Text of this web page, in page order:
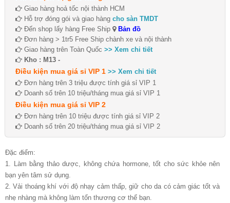
Giao hàng hoả tốc nội thành HCM
Hỗ trợ đóng gói và giao hàng cho sàn TMDT
Đến shop lấy hàng Free Ship
Bản đồ
Đơn hàng > 1tr5 Free Ship chành xe và nội thành
Giao hàng trên Toàn Quốc >> Xem chi tiết
Kho : M13 -
Điều kiện mua giá sỉ VIP 1 >> Xem chi tiết
Đơn hàng trên 3 triệu được tính giá sỉ VIP 1
Doanh số trên 10 triệu/tháng mua giá sỉ VIP 1
Điều kiện mua giá sỉ VIP 2
Đơn hàng trên 10 triệu được tính giá sỉ VIP 2
Doanh số trên 20 triệu/tháng mua giá sỉ VIP 2
Đặc điểm:
1. Làm bằng thảo dược, không chứa hormone, tốt cho sức khỏe nên
bạn yên tâm sử dụng.
2. Vải thoáng khí với độ nhạy cảm thấp, giữ cho da có cảm giác tốt và
nhẹ nhàng mà không làm tổn thương cơ thể bạn.